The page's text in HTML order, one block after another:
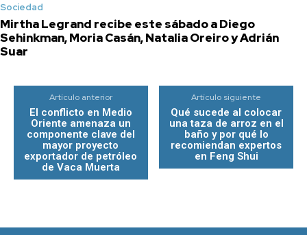
Sociedad
Mirtha Legrand recibe este sábado a Diego
Sehinkman, Moria Casán, Natalia Oreiro y Adrián
Suar
Artículo anterior
El conflicto en Medio
Oriente amenaza un
componente clave del
mayor proyecto
exportador de petróleo
de Vaca Muerta
Artículo siguiente
Qué sucede al colocar
una taza de arroz en el
baño y por qué lo
recomiendan expertos
en Feng Shui